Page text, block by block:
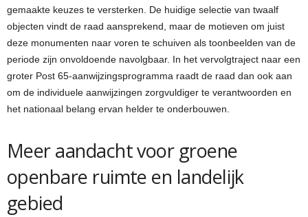
gemaakte keuzes te versterken. De huidige selectie van twaalf
objecten vindt de raad aansprekend, maar de motieven om juist
deze monumenten naar voren te schuiven als toonbeelden van de
periode zijn onvoldoende navolgbaar. In het vervolgtraject naar een
groter Post 65-aanwijzingsprogramma raadt de raad dan ook aan
om de individuele aanwijzingen zorgvuldiger te verantwoorden en
het nationaal belang ervan helder te onderbouwen.
Meer aandacht voor groene
openbare ruimte en landelijk
gebied